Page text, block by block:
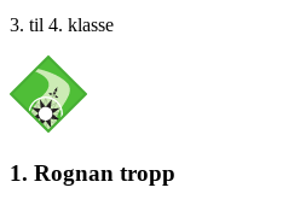
3. til 4. klasse
1. Rognan tropp